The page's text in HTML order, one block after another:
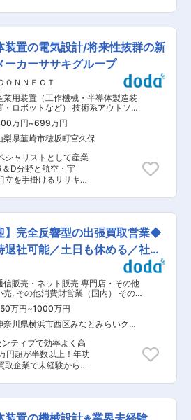
、半導体製造装置の需
強化し、顧客の期待に
ち上げることを決定し
機械設計を担当するエ
ップグレード業務
メカ、CAD 製図を行
造装置の研究開発（コ
） ◇既存装置の
更設計、配管設計 ◇
技術的検討、製造工程
に5〜10台の設計・電
お伺いすることもあ
リアは関東圏が中心。
上げ
社SASAKI CONNECT
決定しました。この新
術開発と顧客満足度の
造装置の設計・開発に
で高い技術力と顧客
に、半導体製造の各プ
から製造まで一貫して
れています。 多様な
けでなく、航空・宇
動車の部品製造にも携
ています。 ■組織
：現在8名（50代2
代2名）、うち2名が
研修を経て取引先にて
通じて実務を学べる環
装置の電気設計/将来性抜群の新
カーササキグループ
ＮＮＥＣＴ
業用装置（工作機械・半導体製造装
・ロボットなど） 技術系アウトソー
ング（特定技術者派遣）
御（PLC・シーケンス・ラダー） 電
設計（工作機械・装置・設備・制御
万円~699万円
梨県韮崎市穂坂町宮久保
シャリストとして産業
D分野と航空・宇
立を手掛けるササキグ
、半導体製造装置の需
強化し、顧客の期待に
ち上げることを決定し
機械設計を担当するエ
ップグレード業務
メカ、CAD 製図を行
造装置の研究開発（コ
） ◇既存装置の
更設計、配管設計 ◇
技術的検討、製造工程
に5〜10台の設計・電
お伺いすることもあ
リアは関東圏が中心。
上げ
社SASAKI CONNECT
決定しました。この新
】完全反響型の出張買取営業◆
社可能／土日も休める／社用
信販売・ネット販売 専門店・その他
売, その他消費財営業（国内） その
個人営業
万円~1000万円
奈川県横浜市西区みなとみらいクイ
ティブで効率よく高
円超が半数以上！年功
取企業で未経験から高
店舗数・買取価格満足
、テレビCMやWebマ